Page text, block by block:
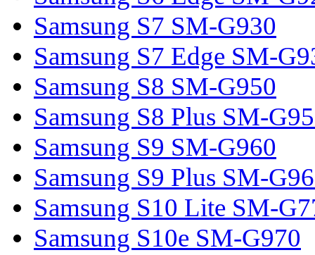
Samsung S7 SM-G930
Samsung S7 Edge SM-
Samsung S8 SM-G950
Samsung S8 Plus SM-
Samsung S9 SM-G960
Samsung S9 Plus SM-
Samsung S10 Lite SM-
Samsung S10e SM-G970